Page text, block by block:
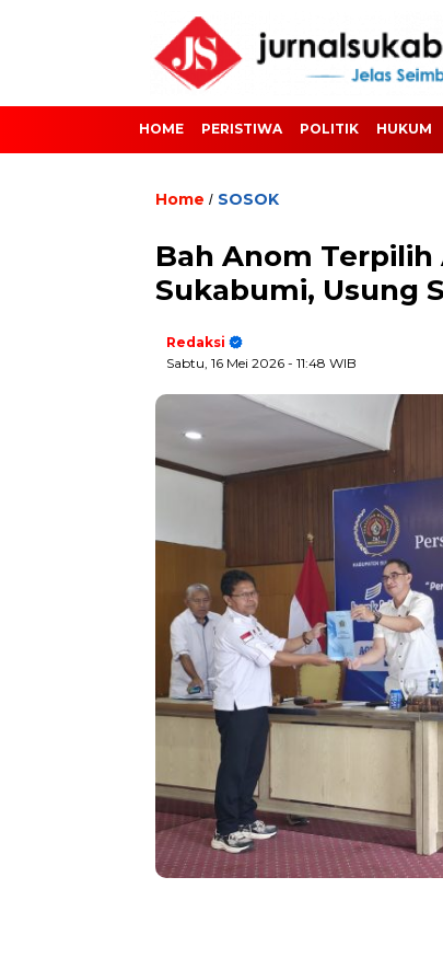
HOME PERISTIWA POLITIK HUKUM
Home / SOSOK
Bah Anom
Sukabumi, Usung
Redaksi
Sabtu, 16 Mei 2026 - 11:48 WIB